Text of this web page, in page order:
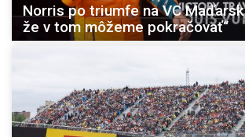
Norris po triumfe na VC
že v tom môžeme pokračovať“